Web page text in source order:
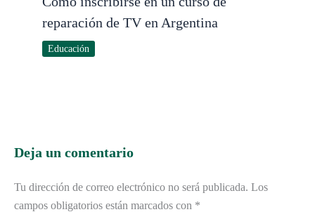
reparación de TV en Argentina
Educación
Deja un comentario
Tu dirección de correo electrónico no será publicada. Los
campos obligatorios están marcados con *